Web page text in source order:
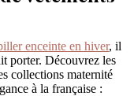
enceinte en hiver, il
porter. Découvrez les
collections maternité
à la française :